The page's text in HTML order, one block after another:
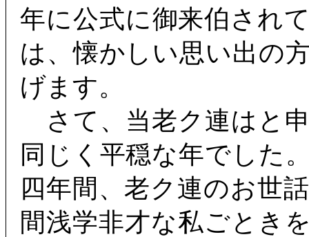
年に公式に御来伯され
は、懐かしい思い出の
げます。
さて、当老ク連はと
同じく平穏な年でした
四年間、老ク連のお世
間浅学非才な私ごとき